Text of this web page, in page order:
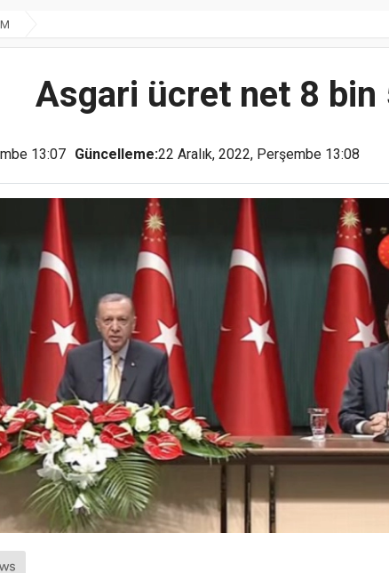
Asgari ücret net 8 bin
13:07 Güncelleme:22 Aralık, 2022, Perşembe 13:08